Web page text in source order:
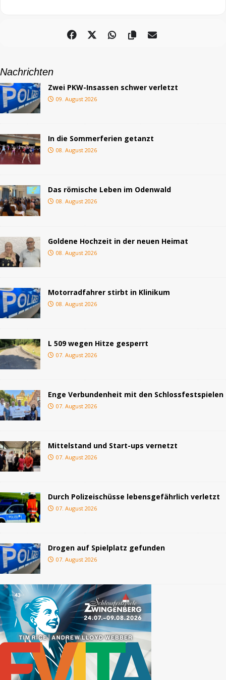
Nachrichten
Zwei PKW-Insassen schwer verletzt
09. August 2026
In die Sommerferien getanzt
08. August 2026
Das römische Leben im Odenwald
08. August 2026
Goldene Hochzeit in der neuen Heimat
08. August 2026
Motorradfahrer stirbt in Klinikum
08. August 2026
L 509 wegen Hitze gesperrt
07. August 2026
Enge Verbundenheit mit den Schlossfestspielen
07. August 2026
Mittelstand und Start-ups vernetzt
07. August 2026
Durch Polizeischüsse lebensgefährlich verletzt
07. August 2026
Drogen auf Spielplatz gefunden
07. August 2026